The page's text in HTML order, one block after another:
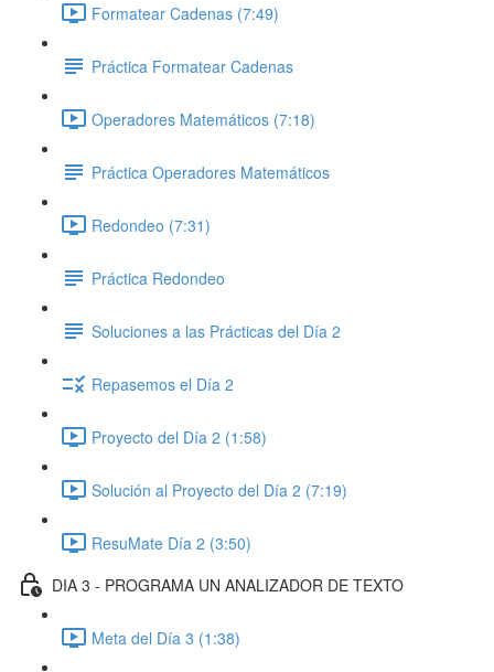
Formatear Cadenas (7:49)
Práctica Formatear Cadenas
Operadores Matemáticos (7:18)
Práctica Operadores Matemáticos
Redondeo (7:31)
Práctica Redondeo
Soluciones a las Prácticas del Día 2
Repasemos el Día 2
Proyecto del Día 2 (1:58)
Solución al Proyecto del Día 2 (7:19)
ResuMate Día 2 (3:50)
DIA 3 - PROGRAMA UN ANALIZADOR DE TEXTO
Meta del Día 3 (1:38)